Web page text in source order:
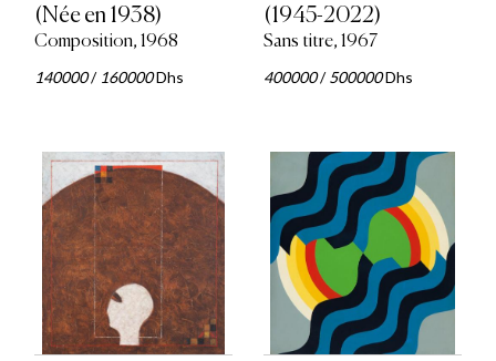
(Née en 1938)
Composition, 1968
140000/ 160000Dhs
(1945-2022)
Sans titre, 1967
400000/500000Dhs